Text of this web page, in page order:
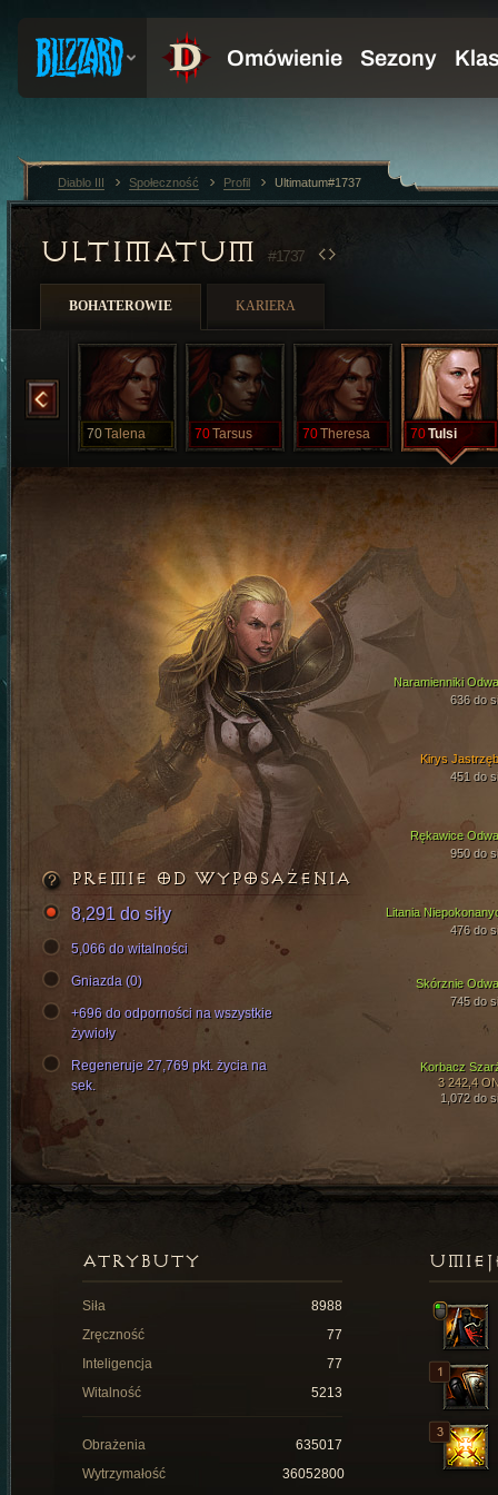
ULTIMATUM #1737
BOHATEROWIE KARIERA
70Talena 70Tarsus 70Theresa 70Tulsi
Kirys
451 do
Rękawice
950 do
Naramienniki
636 do
Skórznie
745 do
Korbacz
3 242,4
1,072 do
Litania
476 do
PREMIE OD WYPOSAŻENIA
8,291 do siły
5,066 do witalności
Gniazda (0)
+696 do odporności na wszystkie
żywioły
Regeneruje 27,769 pkt. życia na
sek.
ATRYBUTY
Siła
8988
Zręczność
77
Inteligencja
77
Witalność
5213
Obrażenia
635017
Wytrzymałość
36052800
Diablo III Społeczność Profil Ultimatum#1737